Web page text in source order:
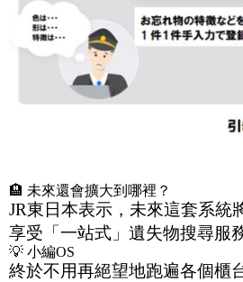
🏨 未來還會擴大到哪裡？
JR東日本表示，未來這套系統
享受「一站式」遺失物搜尋服
💡 小編OS
終於不用再絕望地跑遍各個櫃